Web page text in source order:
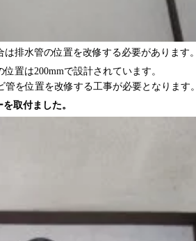
排水管の位置を改修する必要があります。
置は200mmで設計されています。
を位置を改修する工事が必要となります。
取付ました。